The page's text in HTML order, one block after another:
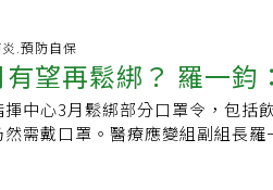
張藥證。然而，她指出，抗生素
且並非年年皆有。治療武器缺乏
素新藥研發完成後，很快就會
多不願投入抗生素研發，退出
種疫苗，年齡超過八十歲有五十
波疫情整體致死率為萬分之四點
八、香港萬分之七十以上，我
率將持續攀升，這一兩天已來
心指揮官陳時中今天下午表示，
定要走的路，也要將各方競爭力
。他進一步解釋，所謂解封帶來
，必須透過醫療量能分流極力
是這幾天專案泡泡出現確診個案
.預防自保
望再鬆綁？ 羅一鈞
中心3月鬆綁部分口罩令，包括
需戴口罩。醫療應變組副組長